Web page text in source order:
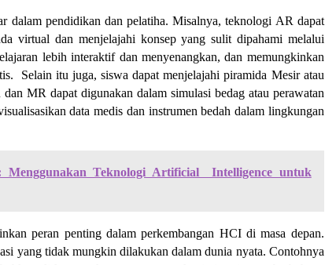
dalam pendidikan dan pelatiha. Misalnya, teknologi AR dapat
virtual dan menjelajahi konsep yang sulit dipahami melalui
lebih interaktif dan menyenangkan, dan memungkinkan
Selain itu juga, siswa dapat menjelajahi piramida Mesir atau
MR dapat digunakan dalam simulasi bedag atau perawatan
data medis dan instrumen bedah dalam lingkungan
Menggunakan Teknologi Artificial Intelligence untuk
peran penting dalam perkembangan HCI di masa depan.
yang tidak mungkin dilakukan dalam dunia nyata. Contohnya